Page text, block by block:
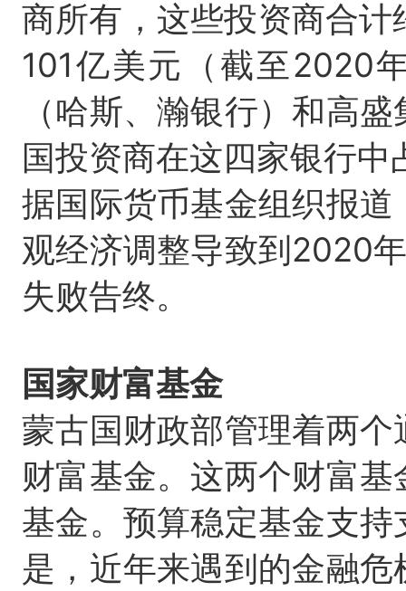
商所有，这些投资商合
101亿美元（截至2020
（哈斯、瀚银行）和高
国投资商在这四家银行中
据国际货币基金组织报
观经济调整导致到2020
失败告终。
国家财富基金
蒙古国财政部管理着两
财富基金。这两个财富
基金。预算稳定基金支
是，近年来遇到的金融